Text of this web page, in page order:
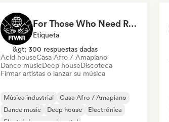
For Those Who Need Records
Etiqueta
&gt; 300 respuestas dadas
Acid houseCasa Afro / Amapiano
Dance musicDeep houseDiscoteca
Firmar artistas o lanzar su música
Música industrial
Casa Afro / Amapiano
Dance music
Deep house
Electrónica